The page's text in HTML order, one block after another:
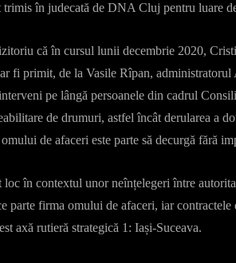
în judecată de DNA Cluj pentru luare
că în cursul lunii decembrie 2020,
fi primit, de la Vasile Rîpan, administratorul
pe lângă persoanele din cadrul
de drumuri, astfel încât derularea a
de afaceri este parte să decurgă fără
în contextul unor neînțelegeri între
parte firma omului de afaceri, iar
axă rutieră strategică 1: Iași-Suceava.